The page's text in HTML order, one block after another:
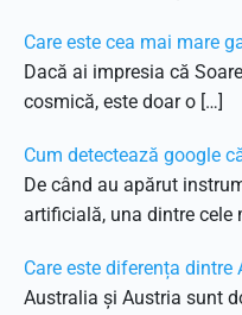
Care este cea mai mare
Dacă ai impresia că
cosmică, este doar o […]
Cum detectează google
De când au apărut
artificială, una dintre cele
Care este diferența dintre
Australia și Austria sunt